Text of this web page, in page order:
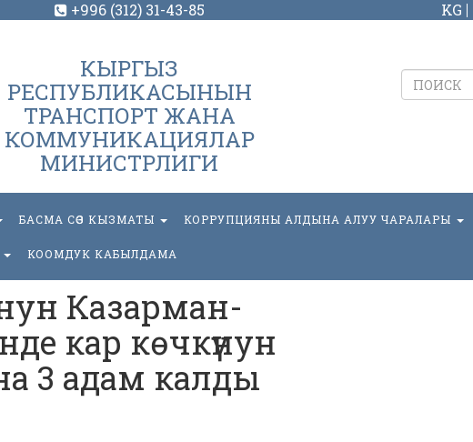
+996 (312) 31-43-85 KG
КЫРГЫЗ
РЕСПУБЛИКАСЫНЫН
ТРАНСПОРТ ЖАНА
КОММУНИКАЦИЯЛАР
МИНИСТРЛИГИ
БАСМА СӨЗ КЫЗМАТЫ КОРРУПЦИЯНЫ АЛДЫНА АЛУУ ЧАРАЛАРЫ
КООМДУК КАБЫЛДАМА
Казарман-
кар көчкүнун
3 адам калды